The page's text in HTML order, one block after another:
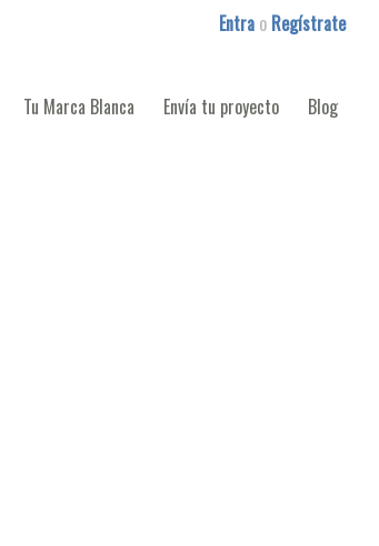
Entra o Regístrate
Tu Marca Blanca Envía tu proyecto Blog